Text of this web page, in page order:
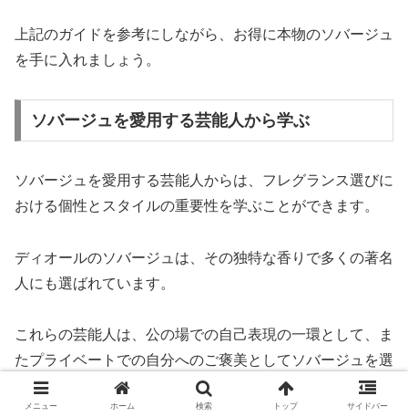
上記のガイドを参考にしながら、お得に本物のソバージュ
を手に入れましょう。
ソバージュを愛用する芸能人から学ぶ
ソバージュを愛用する芸能人からは、フレグランス選びに
おける個性とスタイルの重要性を学ぶことができます。
ディオールのソバージュは、その独特な香りで多くの著名
人にも選ばれています。
これらの芸能人は、公の場での自己表現の一環として、ま
たプライベートでの自分へのご褒美としてソバージュを選
んでいます。
メニュー ホーム 検索 トップ サイドバー